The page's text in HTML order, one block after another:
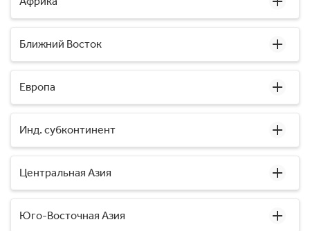
Ближний Восток
Европа
Инд. субконтинент
Центральная Азия
Юго-Восточная Азия